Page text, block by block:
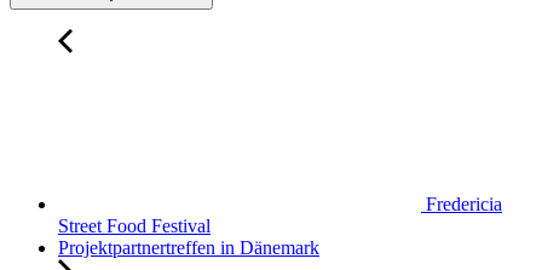
Fredericia
Street Food Festival
Projektpartnertreffen in Dänemark